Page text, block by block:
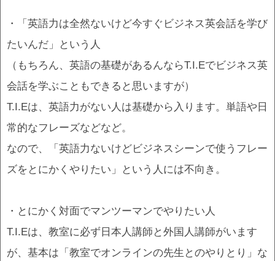
・「英語力は全然ないけど今すぐビジネス英会話を学び
たいんだ」という人
（もちろん、英語の基礎があるんならT.I.Eでビジネス英
会話を学ぶこともできると思いますが）
T.I.Eは、英語力がない人は基礎から入ります。単語や日
常的なフレーズなどなど。
なので、「英語力ないけどビジネスシーンで使うフレー
ズをとにかくやりたい」という人には不向き。
・とにかく対面でマンツーマンでやりたい人
T.I.Eは、教室に必ず日本人講師と外国人講師がいます
が、基本は「教室でオンラインの先生とのやりとり」な